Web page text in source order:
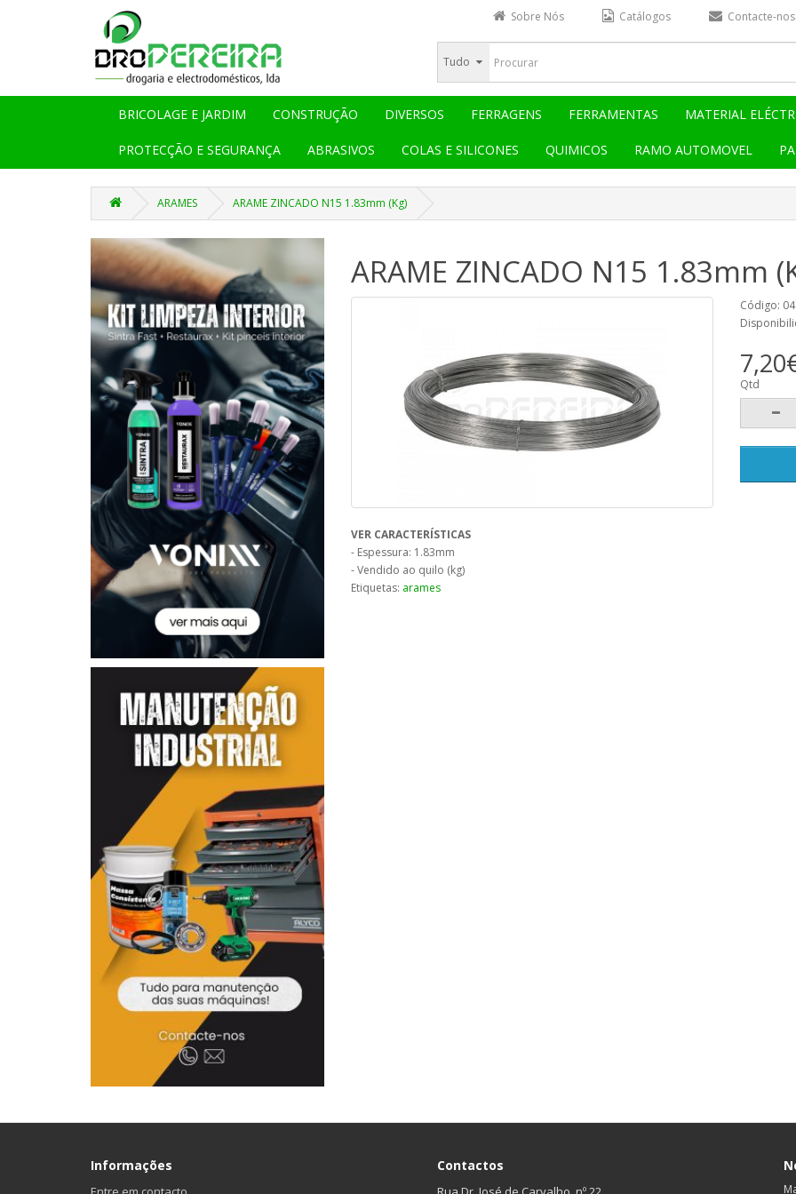
Sobre Nós Catálogos Contacte-nos
Tudo
BRICOLAGE E JARDIM CONSTRUÇÃO DIVERSOS FERRAGENS FERRAMENTAS MATERIAL
PROTECÇÃO E SEGURANÇA ABRASIVOS COLAS E SILICONES QUIMICOS RAMO AUTOMOVEL
ARAMES ARAME ZINCADO N15 1.83mm (Kg)
ARAME ZINCADO N15 1.83mm
VER CARACTERÍSTICAS
- Espessura: 1.83mm
- Vendido ao quilo (kg)
Código:
Qtd
Etiquetas: arames
Informações Contactos